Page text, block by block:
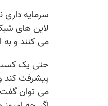
سرمایه داری
لاین های
می کنند و به
حتی یک کسب
پیشرفت کند
می توان گفت